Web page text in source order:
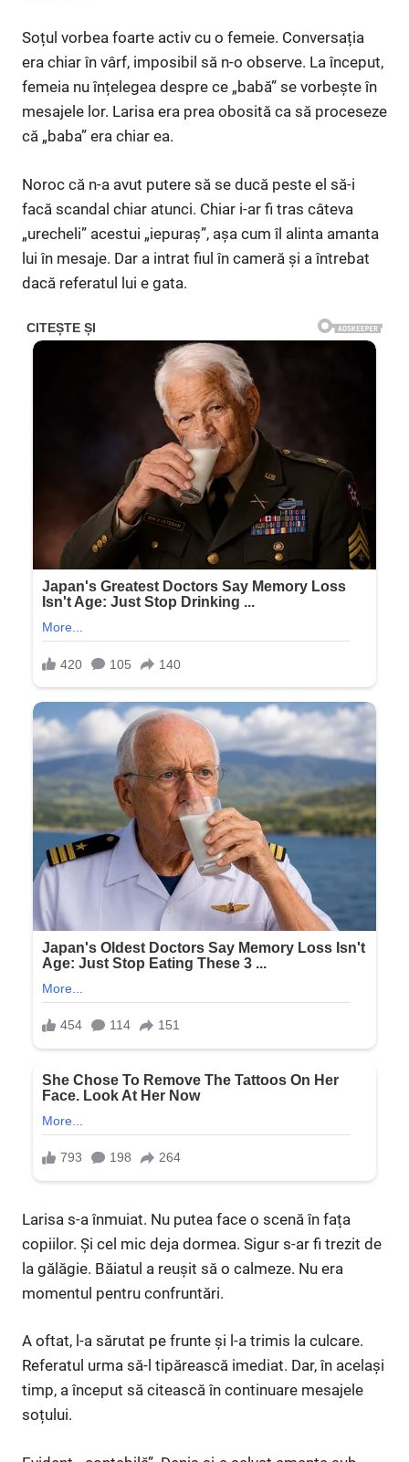
Soțul vorbea foarte activ cu o femeie. Conversația
era chiar în vârf, imposibil să n-o observe. La început,
femeia nu înțelegea despre ce „babă” se vorbește în
mesajele lor. Larisa era prea obosită ca să proceseze
că „baba” era chiar ea.
Noroc că n-a avut putere să se ducă peste el să-i
facă scandal chiar atunci. Chiar i-ar fi tras câteva
„urecheli” acestui „iepuraș”, așa cum îl alinta amanta
lui în mesaje. Dar a intrat fiul în cameră și a întrebat
dacă referatul lui e gata.
Larisa s-a înmuiat. Nu putea face o scenă în fața
copiilor. Și cel mic deja dormea. Sigur s-ar fi trezit de
la gălăgie. Băiatul a reușit să o calmeze. Nu era
momentul pentru confruntări.
A oftat, l-a sărutat pe frunte și l-a trimis la culcare.
Referatul urma să-l tipărească imediat. Dar, în același
timp, a început să citească în continuare mesajele
soțului.